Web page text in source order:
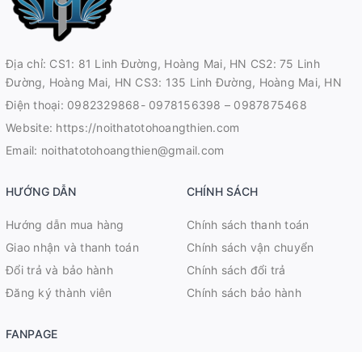
Địa chỉ: CS1: 81 Linh Đường, Hoàng Mai, HN CS2: 75 Linh
Đường, Hoàng Mai, HN CS3: 135 Linh Đường, Hoàng Mai, HN
Điện thoại: 0982329868- 0978156398 – 0987875468
Website: https://noithatotohoangthien.com
Email: noithatotohoangthien@gmail.com
HƯỚNG DẪN
Hướng dẫn mua hàng
Giao nhận và thanh toán
Đổi trả và bảo hành
Đăng ký thành viên
CHÍNH SÁCH
Chính sách thanh toán
Chính sách vận chuyển
Chính sách đổi trả
Chính sách bảo hành
FANPAGE